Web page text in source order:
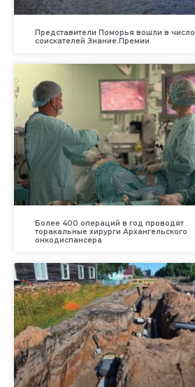
Представители Поморья вошли в число
соискателей Знание.Премии
Более 400 операций в год проводят
торакальные хирурги Архангельского
онкодиспансера